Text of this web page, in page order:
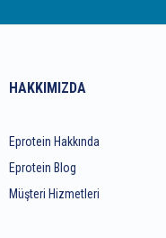
HAKKIMIZDA
Eprotein Hakkında
Eprotein Blog
Müşteri Hizmetleri